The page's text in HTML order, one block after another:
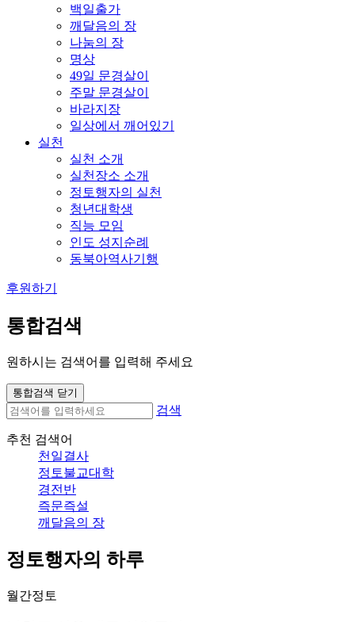
백일출가
깨달음의 장
나눔의 장
명상
49일 문경살이
주말 문경살이
바라지장
일상에서 깨어있기
실천
실천 소개
실천장소 소개
정토행자의 실천
청년대학생
직능 모임
인도 성지순례
동북아역사기행
후원하기
통합검색
원하시는 검색어를 입력해 주세요
통합검색 닫기
검색
추천 검색어
천일결사
정토불교대학
경전반
즉문즉설
깨달음의 장
정토행자의 하루
월간정토